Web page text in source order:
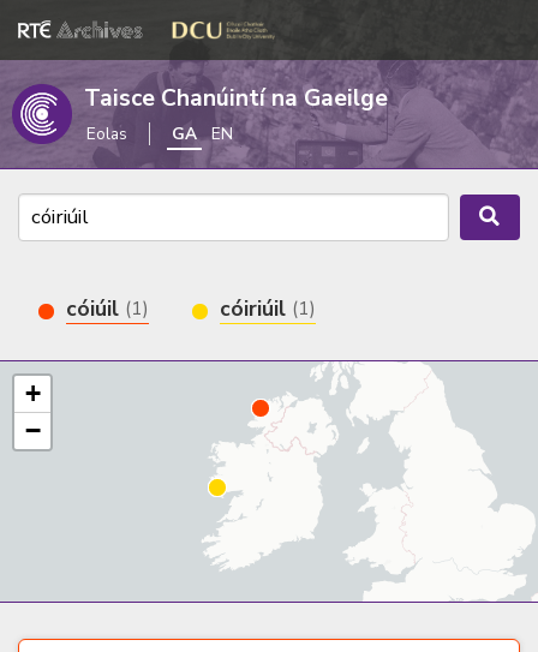
Taisce Chanúintí na Gaeilge
Eolas GA EN
cóiúil (1) cóiriúil (1)
+
−